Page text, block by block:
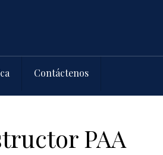
Contáctenos
PAA